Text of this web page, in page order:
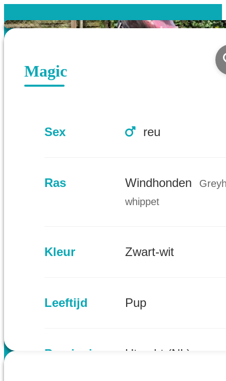
Magic
Sex reu
Ras Windhonden
whippet
Kleur Zwart-wit
Leeftijd Pup
Provincie Utrecht (NL)